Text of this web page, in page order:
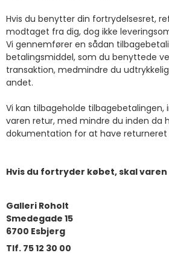
Hvis du benytter din fortrydelsesret,
modtaget fra dig, dog ikke
Vi gennemfører en sådan
betalingsmiddel, som du benyttede
transaktion, medmindre du
andet.
Vi kan tilbageholde
varen retur, med mindre du inden da
dokumentation for at have returneret
Hvis du fortryder købet, skal varen
Galleri Roholt
Smedegade 15
6700 Esbjerg
Tlf. 75 12 30 00